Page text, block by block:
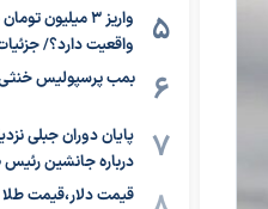
واریز ۳ میلیون
واقعیت دارد؟/
بمب پرسپولیس
پایان دوران جبلی
درباره جانشین